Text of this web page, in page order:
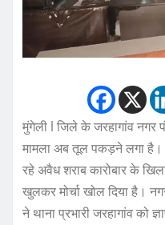
मुंगेली l जिले के जरहागांव नगर
मामला अब तूल पकड़ने लगा
रहे अवैध शराब कारोबार के
खुलकर मोर्चा खोल दिया है।
ने थाना प्रभारी जरहागांव को